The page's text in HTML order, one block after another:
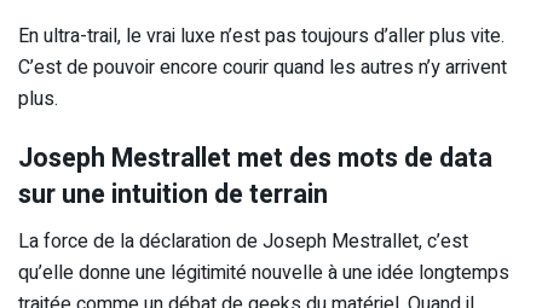
En ultra-trail, le vrai luxe n’est pas toujours d’aller plus vite.
C’est de pouvoir encore courir quand les autres n’y arrivent
plus.
Joseph Mestrallet met des mots de data
sur une intuition de terrain
La force de la déclaration de Joseph Mestrallet, c’est
qu’elle donne une légitimité nouvelle à une idée longtemps